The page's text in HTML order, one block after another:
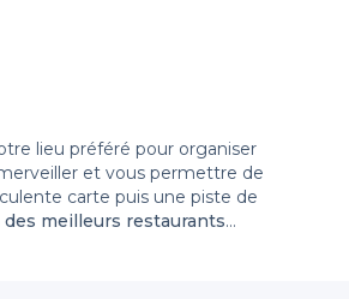
lieu préféré pour organiser
et vous permettre de
carte puis une piste de
meilleurs restaurants
un petit peu de vos